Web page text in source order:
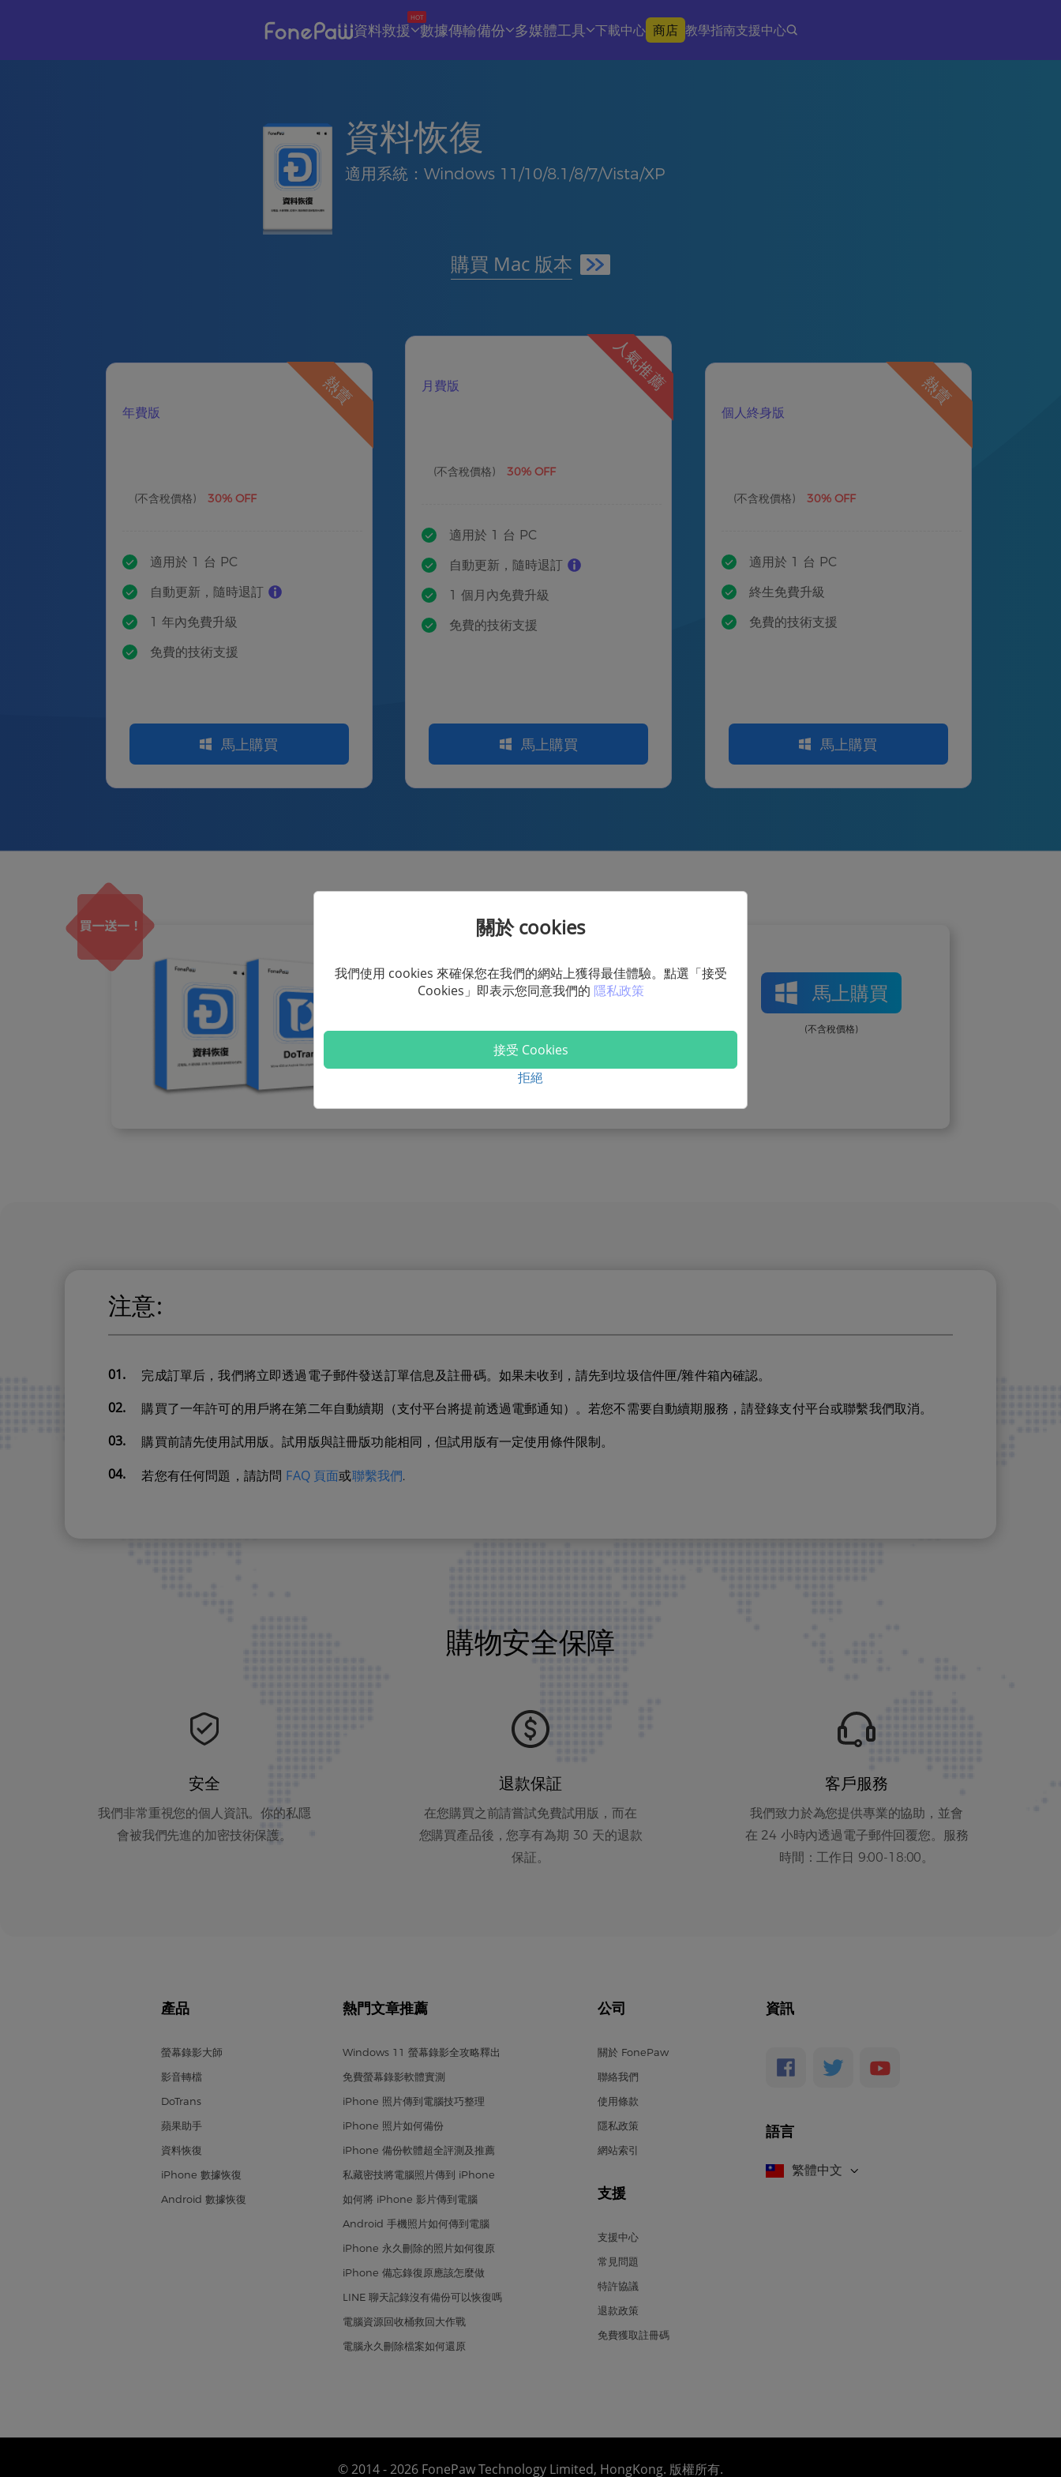
資料救援
HOT
數據傳輸備份 多媒體工具 下載中心 商店 教學指南支援中心
資料恢復
適用系統：Windows 11/10/8.1/8/7/Vista/XP
購買 Mac 版本
熱賣
年費版
(不含稅價格) 30% OFF
適用於 1 台 PC
自動更新，隨時退訂
1 年內免費升級
免費的技術支援
馬上購買
人氣推薦
月費版
(不含稅價格) 30% OFF
適用於 1 台 PC
自動更新，隨時退訂
1 個月內免費升級
免費的技術支援
馬上購買
熱賣
個人終身版
(不含稅價格) 30% OFF
適用於 1 台 PC
終生免費升級
免費的技術支援
馬上購買
FonePaw - 熱賣套餐
DoTrans
馬上購買
(不含稅價格)
注意:
01. 完成訂單后，我們將立即透過電子郵件發送訂單信息及註冊碼。如果未收到，請先到垃圾信件匣/雜件箱內確認。
02. 購買了一年許可的用戶將在第二年自動續期（支付平台將提前透過電郵通知）。若您不需要自動續期服務，請登錄支付平台或聯繫我們取消。
03. 購買前請先使用試用版。試用版與註冊版功能相同，但試用版有一定使用條件限制。
04. 若您有任何問題，請訪問 FAQ 頁面或聯繫我們.
購物安全保障
安全
我們非常重視您的個人資訊。你的私隱
會被我們先進的加密技術保護。
退款保証
在您購買之前請嘗試免費試用版，而在
您購買產品後，您享有為期 30 天的退款
保証。
客戶服務
我們致力於為您提供專業的協助，並會
在 24 小時內透過電子郵件回覆您。服務
時間：工作日 9:00-18:00。
產品
螢幕錄影大師
影音轉檔
DoTrans
蘋果助手
資料恢復
iPhone 數據恢復
Android 數據恢復
熱門文章推薦
Windows 11 螢幕錄影全攻略釋出
免費螢幕錄影軟體實測
iPhone 照片傳到電腦技巧整理
iPhone 照片如何備份
iPhone 備份軟體超全評測及推薦
私藏密技將電腦照片傳到 iPhone
如何將 iPhone 影片傳到電腦
Android 手機照片如何傳到電腦
iPhone 永久刪除的照片如何復原
iPhone 備忘錄復原應該怎麼做
LINE 聊天記錄沒有備份可以恢復嗎
電腦資源回收桶救回大作戰
電腦永久刪除檔案如何還原
公司
關於 FonePaw
聯絡我們
使用條款
隱私政策
網站索引
支援
支援中心
常見問題
特許協議
退款政策
免費獲取註冊碼
資訊
語言
繁體中文
© 2014 - 2026 FonePaw Technology Limited, HongKong. 版權所有.
關於 cookies
我們使用 cookies 來確保您在我們的網站上獲得最佳體驗。點選「接受
Cookies」即表示您同意我們的 隱私政策
接受 Cookies
拒絕